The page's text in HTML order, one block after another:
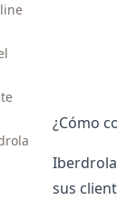
¿Cómo
Iberdrola
sus